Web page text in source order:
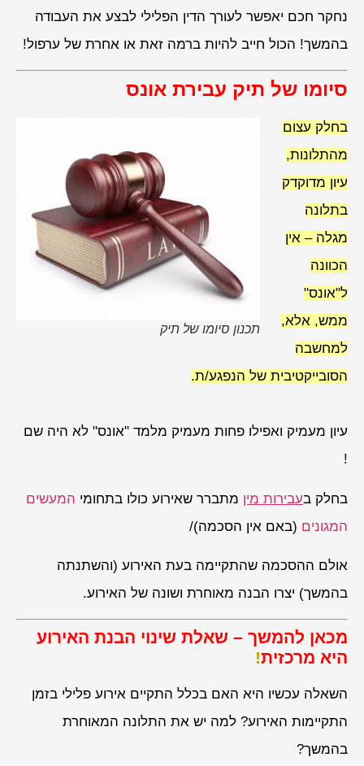
נחקר חכם יאפשר לעורך הדין הפלילי לבצע את העבודה
בהמשך! הכול חייב להיות ברמה זאת או אחרת של ערפול!
סיומו של תיק עבירת אונס
תכנון סיומו של תיק
בחלק עצום
מהתלונות,
עיון מדוקדק
בתלונה
מגלה – אין
הכוונה
ל"אונס"
ממש, אלא,
למחשבה
הסובייקטיבית של הנפגע/ת.
עיון מעמיק ואפילו פחות מעמיק מלמד "אונס" לא היה שם
!
בחלק בעבירות מין מתברר שאירוע כולו בתחומי המעשים
המגונים (באם אין הסכמה)/
אולם ההסכמה שהתקיימה בעת האירוע (והשתנתה
בהמשך) יצרו הבנה מאוחרת ושונה של האירוע.
מכאן להמשך – שאלת שינוי הבנת האירוע
היא מרכזית!
השאלה עכשיו היא האם בכלל התקיים אירוע פלילי בזמן
התקיימות האירוע? למה יש את התלונה המאוחרת
בהמשך?